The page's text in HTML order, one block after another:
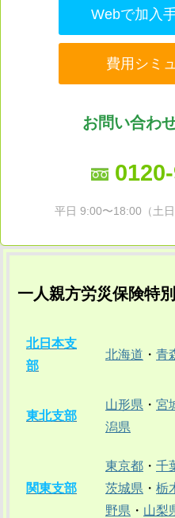
Webで加入
費用シミ
お問い合わ
平日 9:00〜18:00（土
一人親方労災保険特
北日本支
部
北海道 ・ 青
東北支部
山形県 ・ 宮
潟県
関東支部
東京都 ・ 千
茨城県 ・ 栃
野県 ・ 山梨